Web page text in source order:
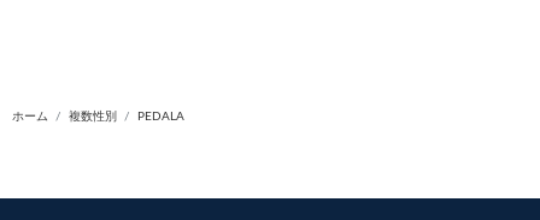
ホーム 複数性別 PEDALA